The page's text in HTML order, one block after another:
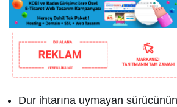
Dur ihtarına uymayan